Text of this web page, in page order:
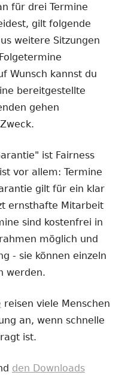
für drei Termine
gilt folgende
weitere Sitzungen
Wunsch kannst du
bereitgestellte
gehen
ist Fairness
vor allem: Termine
gilt für ein klar
ernsthafte Mitarbeit
sind kostenfrei in
möglich und
- sie können einzeln
werden.
reisen viele Menschen
an, wenn schnelle
ist.
den Downloads